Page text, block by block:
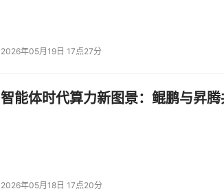
2026年05月19日 17点27分
智能体时代算力新图景：鲲鹏与昇
2026年05月18日 17点20分